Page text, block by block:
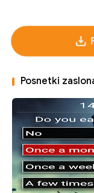
Posnetki